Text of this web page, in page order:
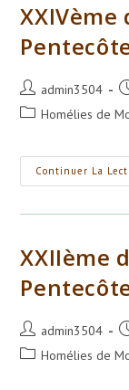
Auteur/autrice
de
admin3504
PostHomélies de
Continuer La
XXIIème
Auteur/autrice
de
admin3504
PostHomélies de